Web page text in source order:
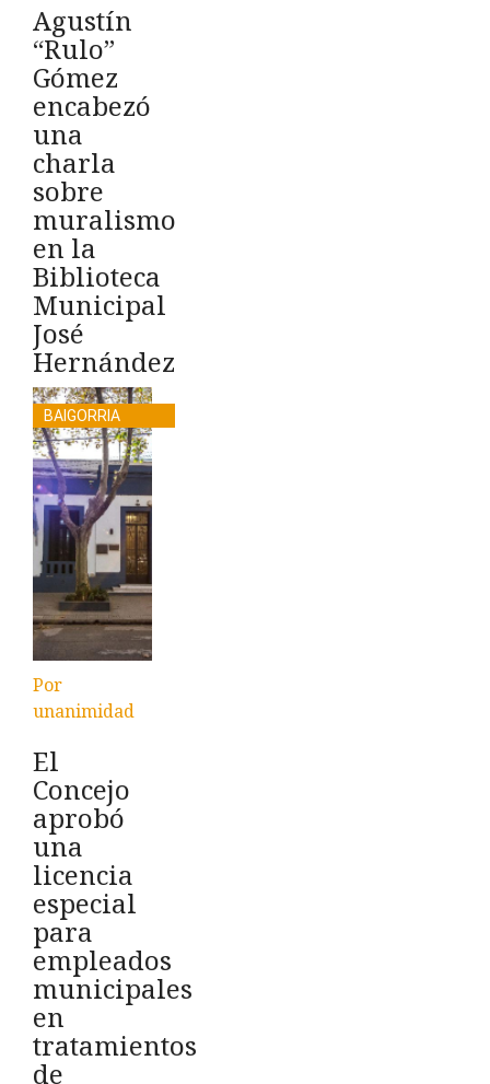
Agustín
“Rulo”
Gómez
encabezó
una
charla
sobre
muralismo
en la
Biblioteca
Municipal
José
Hernández
Por
unanimidad
El
Concejo
aprobó
una
licencia
especial
para
empleados
municipales
en
tratamientos
de
BAIGORRIA